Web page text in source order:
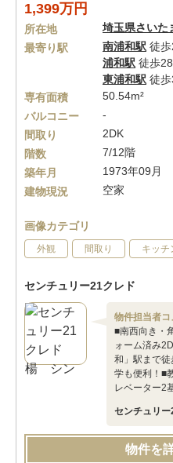
1,399万円
所在地 埼玉県さいた
最寄り駅
南浦和駅 徒
浦和駅 徒歩
東浦和駅 徒
専有面積
50.54m²
バルコニー
-
間取り
2DK
階数
7/12階
築年月
1973年09月
建物現況
空家
画像カテゴリ
外観 間取り キッチ
センチュリー21クレド
物件担当者コ
■南西向き・
ォーム済み
和」駅まで
学も便利！■
レベーター2
センチュリ
物件を